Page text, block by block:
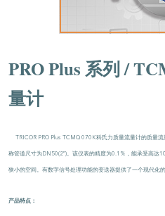
PRO Plus 系列 /
量计
TRICOR PRO Plus TCMQ 070K科氏力质量流量计的质量
称管道尺寸为DN50(2″)。该仪表的精度为0.1%，能承受高达
狭小的空间。有数字信号处理功能的变送器提供了一个现代化
产品特点：